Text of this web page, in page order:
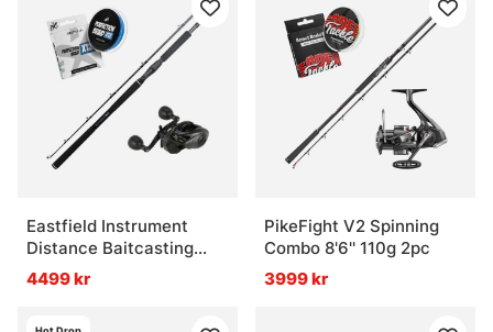
Eastfield Instrument
Distance Baitcasting
Combo 9' -180g
4499 kr
PikeFight V2 Spinning
Combo 8'6'' 110g 2pc
3999 kr